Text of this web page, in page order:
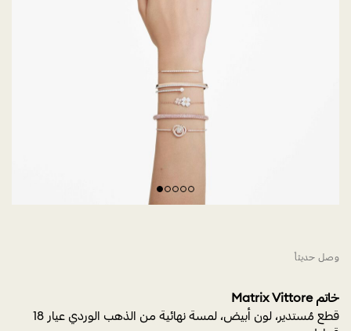
وصل حديثاً
خاتم Matrix Vittore
قطع مُستدير، لون أبيض، لمسة نهائية من الذهب الوردي عيار 18